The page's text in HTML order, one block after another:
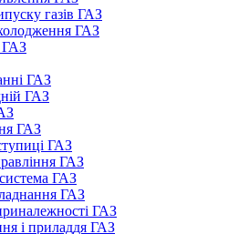
газів ГАЗ
ГАЗ
ГАЗ
ГАЗ
ГАЗ
ГАЗ
ГАЗ
ГАЗ
ГАЗ
ГАЗ
ГАЗ
і приладдя ГАЗ